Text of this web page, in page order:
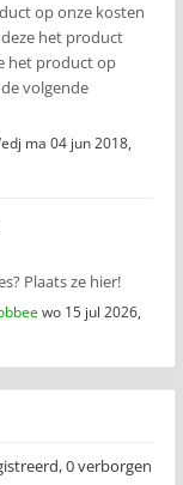
op onze kosten
het product
het product op
volgende
ma 04 jun 2018,
Plaats ze hier!
wo 15 jul 2026,
0 verborgen